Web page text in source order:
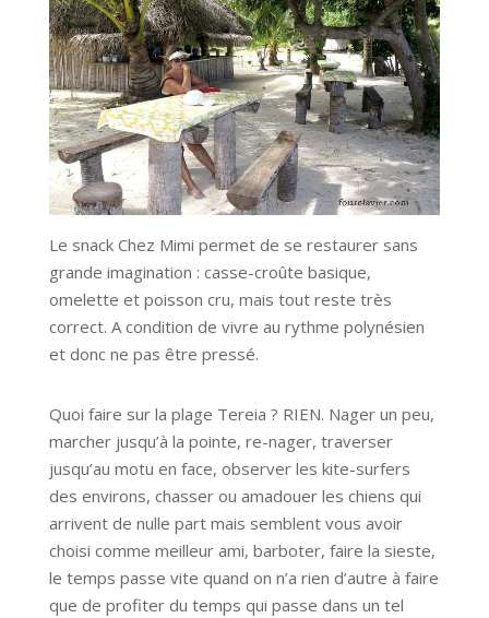
Le snack Chez Mimi permet de se restaurer sans
grande imagination : casse-croûte basique,
omelette et poisson cru, mais tout reste très
correct. A condition de vivre au rythme polynésien
et donc ne pas être pressé.
Quoi faire sur la plage Tereia ? RIEN. Nager un peu,
marcher jusqu’à la pointe, re-nager, traverser
jusqu’au motu en face, observer les kite-surfers
des environs, chasser ou amadouer les chiens qui
arrivent de nulle part mais semblent vous avoir
choisi comme meilleur ami, barboter, faire la sieste,
le temps passe vite quand on n’a rien d’autre à faire
que de profiter du temps qui passe dans un tel